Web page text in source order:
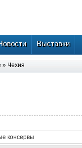
Выставки
» Чехия
консервы